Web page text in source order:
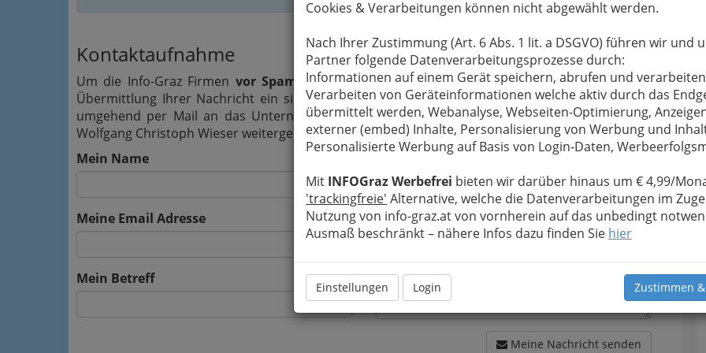
Cookies & Verarbeitungen können nicht abgewählt werden.
Nach Ihrer Zustimmung (Art. 6 Abs. 1 lit. a DSGVO) führen wir und
Partner folgende Datenverarbeitungsprozesse durch:
Informationen auf einem Gerät speichern, abrufen und
Verarbeiten von Geräteinformationen welche aktiv durch das
übermittelt werden, Webanalyse, Webseiten-Optimierung,
externer (embed) Inhalte, Personalisierung von Werbung und
Personalisierte Werbung auf Basis von Login-Daten,
Mit INFOGraz Werbefrei bieten wir darüber hinaus um € 4,99/
'trackingfreie' Alternative, welche die Datenverarbeitungen im
Nutzung von info-graz.at von vornherein auf das unbedingt
Ausmaß beschränkt – nähere Infos dazu finden Sie hier
Einstellungen Login Zustimmen
Kontaktaufnahme
Um die Info-Graz Firmen vor Spam-Mails zu bewahren, verwenden wir an dieser Stelle zur
Übermittlung Ihrer Nachricht ein sicheres Formular. Ihre Nachricht wird nach dem Absenden
umgehend per Mail an das Unternehmen Galerie im Lend - Traude Sieglinde Mihalopulos &
Wolfgang Christoph Wieser weitergeleitet.
Mein Name
Meine Email Adresse
Mein Betreff
Meine Nachricht
Meine Nachricht senden